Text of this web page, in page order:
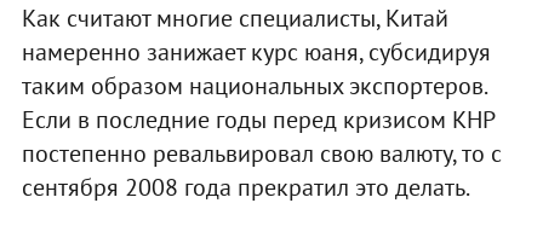
Как считают многие специалисты, Китай
намеренно занижает курс юаня, субсидируя
таким образом национальных экспортеров.
Если в последние годы перед кризисом КНР
постепенно ревальвировал свою валюту, то с
сентября 2008 года прекратил это делать.